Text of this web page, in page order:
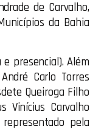
de Carvalho,
da Bahia
presencial). Além
Carlo Torres
Queiroga Filho
Vinícius Carvalho
pela